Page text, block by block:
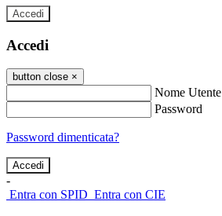
Accedi
Accedi
button close ×
Nome Utente
Password
Password dimenticata?
-
Entra con SPID Entra con CIE